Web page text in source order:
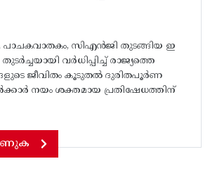
പാചകവാതകം, സിഎന്‍ജി തുടങ്ങിയ ഇ
വര്‍ധിപ്പിച്ച്‌ രാജ്യത്തെ
ജീവിതം കൂടുതല്‍ ദുരിതപൂര്‍ണ
നയം ശക്തമായ പ്രതിഷേധത്തിന്‌